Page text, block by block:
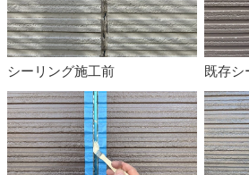
シーリング施工前 既存シ